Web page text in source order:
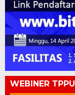
WEBINER TPPU